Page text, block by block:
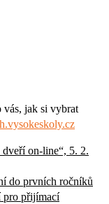
jak si vybrat
on-line“, 5. 2.
do prvních ročníků
pro přijímací